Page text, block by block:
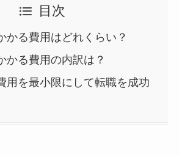
目次
かる費用はどれくらい？
かる費用の内訳は？
用を最小限にして転職を成功